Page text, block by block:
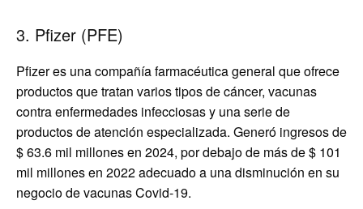
3. Pfizer (PFE)
Pfizer es una compañía farmacéutica general que ofrece
productos que tratan varios tipos de cáncer, vacunas
contra enfermedades infecciosas y una serie de
productos de atención especializada. Generó ingresos de
$ 63.6 mil millones en 2024, por debajo de más de $ 101
mil millones en 2022 adecuado a una disminución en su
negocio de vacunas Covid-19.